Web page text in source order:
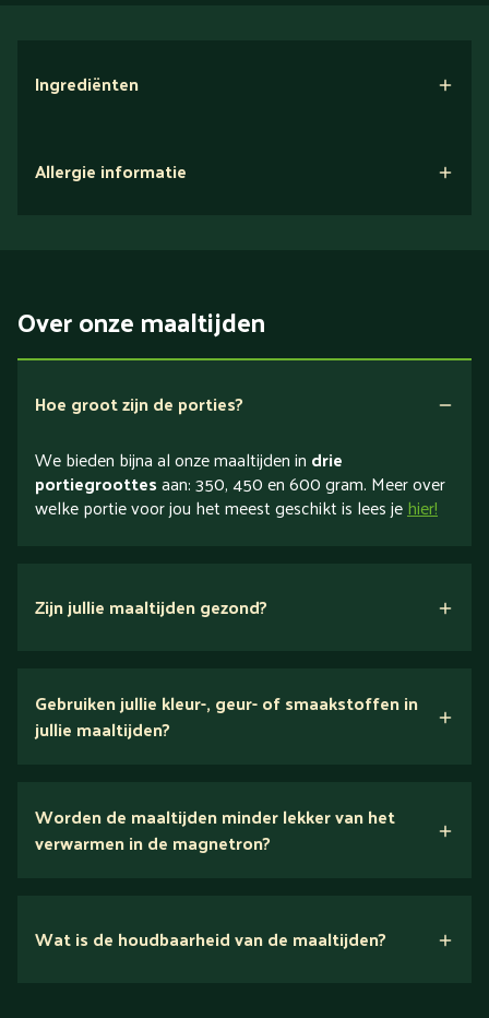
Ingrediënten
Allergie informatie
Over onze maaltijden
Hoe groot zijn de porties?
We bieden bijna al onze maaltijden in drie
portiegroottesaan: 350, 450 en 600 gram. Meer over
welke portie voor jou het meest geschikt is lees jehier!
Zijn jullie maaltijden gezond?
voedingsexperts
Gebruiken jullie kleur-, geur- of smaakstoffen in
jullie maaltijden?
Worden de maaltijden minder lekker van het
verwarmen in de magnetron?
Wat is de houdbaarheid van de maaltijden?